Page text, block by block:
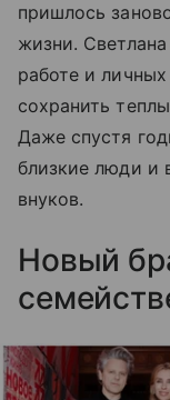
пришлось
жизни.
работе и
сохранить
Даже спустя
близкие люди и
внуков.
Новый